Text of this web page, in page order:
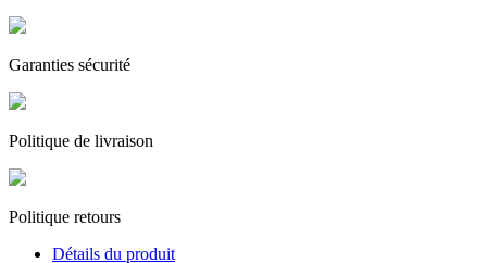
Garanties sécurité
Politique de livraison
Politique retours
Détails du produit